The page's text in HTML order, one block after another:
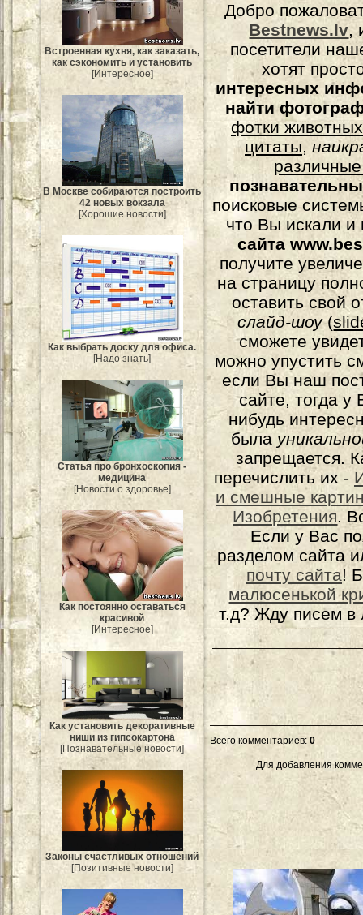
Встроенная кухня, как заказать,
как сэкономить и установить
[Интересное]
В Москве собираются построить
42 новых вокзала
[Хорошие новости]
Как выбрать доску для офиса.
[Надо знать]
Статья про бронхоскопия -
медицина
[Новости о здоровье]
Как постоянно оставаться
красивой
[Интересное]
Как установить декоративные
ниши из гипсокартона
[Познавательные новости]
Законы счастливых отношений
[Позитивные новости]
Добро
Bestnews.lv,
посетители
хотят
интересных
найти
фотки животных
цитаты,
поисковые
что Вы искали и
сайта
получите
на страницу
оставить свой
слайд-шоу(
сможете
можно упустить
если Вы наш
сайте, тогда у
нибудь
была
запрещается.
перечислить их -
и смешные
Изобретения.
Если у Вас
разделом сайта
почту сайта!
малюсенькой
т.д? Жду писем в
Всего комментариев: 0
Для добавления